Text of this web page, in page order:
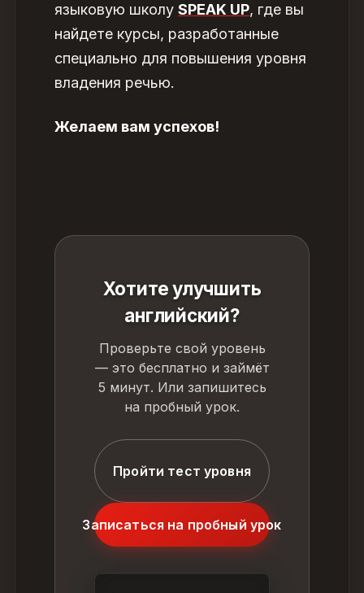
языковую школуSPEAK UP, где вы
найдете курсы, разработанные
специально для повышения уровня
владения речью.
Желаем вам успехов!
Хотите улучшить
английский?
Проверьте свой уровень
— это бесплатно и займёт
5 минут. Или запишитесь
на пробный урок.
Пройти тест уровня
Записаться на пробный урок